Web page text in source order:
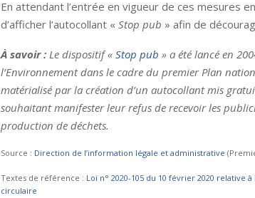
En attendant l’entrée en vigueur de ces mesures
d’afficher l’autocollant « Stop pub » afin de
À savoir : Le dispositif « Stop pub » a été lancé en
l’Environnement dans le cadre du premier Plan
matérialisé par la création d’un autocollant mis
souhaitant manifester leur refus de recevoir les
production de déchets.
Source : Direction de l’information légale et administrative
Textes de référence : Loi n° 2020-105 du 10 février 2020 relative
circulaire